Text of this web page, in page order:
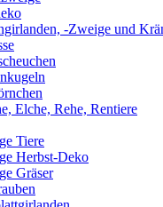
-Zweige und
Elche, Rehe, Rentiere
Tiere
Herbst-Deko
Gräser